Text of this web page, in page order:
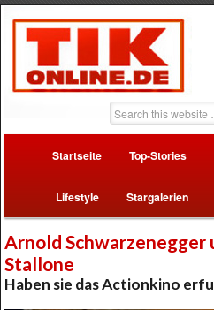
Startseite Top-Stories
Lifestyle Stargalerien
Arnold Schwarzenegger
Stallone
Haben sie das Actionkino